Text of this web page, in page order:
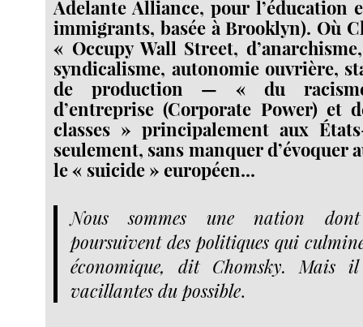
Adelante Alliance, pour l’éducation
immigrants, basée à Brooklyn). Où
« Occupy Wall Street,
syndicalisme, autonomie ouvrière,
de production — « du
d’entreprise (Corporate Power) et
classes » principalement aux
seulement, sans manquer d’évoquer
le « suicide » européen...
Nous sommes une nation
poursuivent des politiques qui
économique, dit Chomsky.
vacillantes du possible.